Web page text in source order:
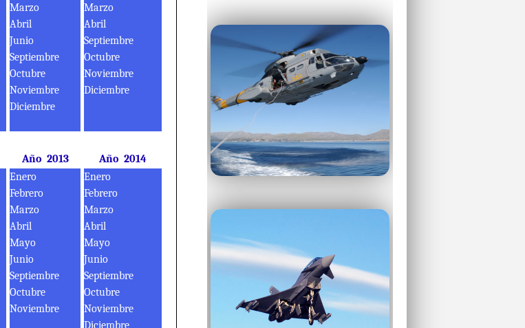
Marzo
Abril
Junio
Septiembre
Octubre
Noviembre
Diciembre
Marzo
Abril
Septiembre
Octubre
Noviembre
Diciembre
Año 2013
Año 2014
Enero
Febrero
Marzo
Abril
Mayo
Junio
Septiembre
Octubre
Noviembre
Enero
Febrero
Marzo
Abril
Mayo
Junio
Septiembre
Octubre
Noviembre
Diciembre